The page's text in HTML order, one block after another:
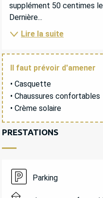
supplément 50 centimes
Dernière...
Lire la suite
Il faut prévoir d'amener
• Casquette
• Chaussures confortables
• Crème solaire
PRESTATIONS
Parking